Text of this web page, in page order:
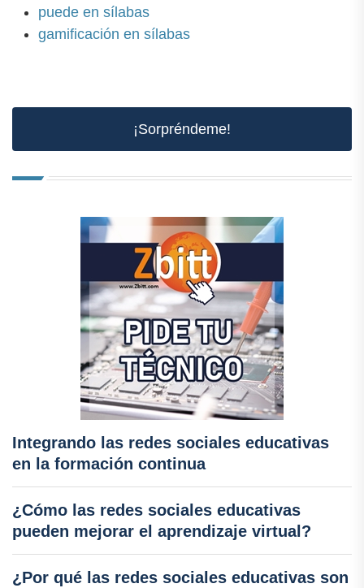
puede en sílabas
gamificación en sílabas
¡Sorpréndeme!
Integrando las redes sociales educativas
en la formación continua
¿Cómo las redes sociales educativas
pueden mejorar el aprendizaje virtual?
¿Por qué las redes sociales educativas son